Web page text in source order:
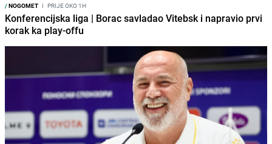
/NOGOMET I PRIJE OKO 1H
Konferencijska liga | Borac savladao Vitebsk i napravio prvi
korak ka play-offu